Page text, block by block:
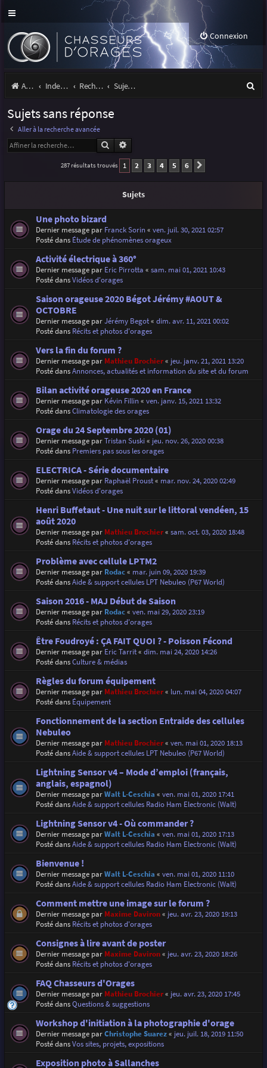
Connexion
Accueil Index du forum Rechercher Sujets sans réponse
h
Sujets sans réponse
Aller à la recherche avancée
Rechercher
287 résultats trouvés 1 2 3 4 5 6
Sujets
Une photo bizard
Dernier message par Franck Sorin« ven. juil. 30, 2021 02:57
Posté dans Étude de phénomènes orageux
Activité électrique à 360°
Dernier message par Eric Pirrotta « sam. mai 01, 2021 10:43
Posté dansVidéos d'orages
Saison orageuse 2020 Bégot Jérémy #AOUT &
OCTOBRE
Dernier message parJérémy Begot« dim. avr. 11, 2021 00:02
Posté dans Récits et photos d'orages
Vers la fin du forum ?
Dernier message par Mathieu Brochier« jeu. janv. 21, 2021 13:20
Posté dansAnnonces, actualités et information du site et du forum
Bilan activité orageuse 2020 en France
Dernier message par Kévin Fillin« ven. janv. 15, 2021 13:32
Posté dansClimatologie des orages
Orage du 24 Septembre 2020 (01)
Dernier message parTristan Suski« jeu. nov. 26, 2020 00:38
Posté dans Premiers pas sous les orages
ELECTRICA - Série documentaire
Dernier message par Raphaël Proust« mar. nov. 24, 2020 02:49
Posté dansVidéos d'orages
Henri Buffetaut - Une nuit sur le littoral vendéen, 15
août 2020
Dernier message par Mathieu Brochier« sam. oct. 03, 2020 18:48
Posté dans Récits et photos d'orages
Problème avec cellule LPTM2
Dernier message par Rodac« mar. juin 09, 2020 19:39
Posté dansAide & support cellules LPT Nebuleo (P67 World)
Saison 2016 - MAJ Début de Saison
Dernier message par Rodac« ven. mai 29, 2020 23:19
Posté dans Récits et photos d'orages
Être Foudroyé : ÇA FAIT QUOI ? - Poisson Fécond
Dernier message par Eric Tarrit« dim. mai 24, 2020 14:26
Posté dansCulture & médias
Règles du forum équipement
Dernier message par Mathieu Brochier« lun. mai 04, 2020 04:07
Posté dans Équipement
Fonctionnement de la section Entraide des cellules
Nebuleo
Dernier message par Mathieu Brochier« ven. mai 01, 2020 18:13
Posté dansAide & support cellules LPT Nebuleo (P67 World)
Lightning Sensor v4 – Mode d’emploi (français,
anglais, espagnol)
Dernier message parWalt L-Ceschia « ven. mai 01, 2020 17:41
Posté dansAide & support cellules Radio Ham Electronic (Walt)
Lightning Sensor v4 - Où commander ?
Dernier message parWalt L-Ceschia « ven. mai 01, 2020 17:13
Posté dansAide & support cellules Radio Ham Electronic (Walt)
Bienvenue !
Dernier message parWalt L-Ceschia « ven. mai 01, 2020 11:10
Posté dansAide & support cellules Radio Ham Electronic (Walt)
Comment mettre une image sur le forum ?
Dernier message par Maxime Daviron« jeu. avr. 23, 2020 19:13
Posté dans Récits et photos d'orages
Consignes à lire avant de poster
Dernier message par Maxime Daviron« jeu. avr. 23, 2020 18:26
Posté dans Récits et photos d'orages
FAQ Chasseurs d'Orages
Dernier message par Mathieu Brochier« jeu. avr. 23, 2020 17:45
Posté dansQuestions & suggestions
Workshop d'initiation à la photographie d'orage
Dernier message parChristophe Suarez« jeu. juil. 18, 2019 11:50
Posté dansVos sites, projets, expositions
Exposition photo à Sallanches